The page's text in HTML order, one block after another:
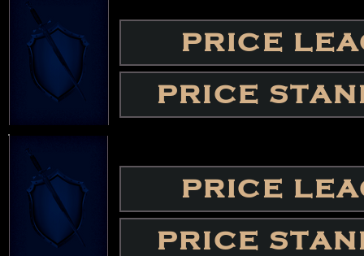
PRICE
PRICE
PRICE
PRICE